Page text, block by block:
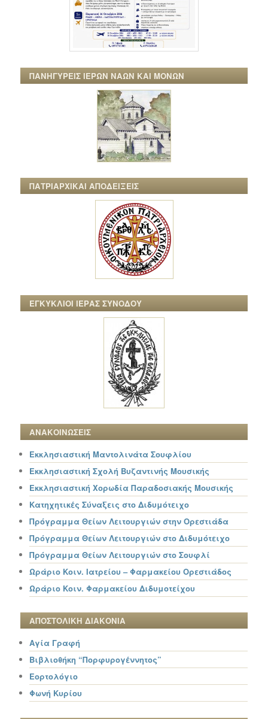
ΠΑΝΗΓΥΡΕΙΣ ΙΕΡΩΝ ΝΑΩΝ ΚΑΙ ΜΟΝΩΝ
ΠΑΤΡΙΑΡΧΙΚΑΙ ΑΠΟΔΕΙΞΕΙΣ
ΕΓΚΥΚΛΙΟΙ ΙΕΡΑΣ ΣΥΝΟΔΟΥ
ΑΝΑΚΟΙΝΩΣΕΙΣ
Εκκλησιαστική Μαντολινάτα Σουφλίου
Εκκλησιαστική Σχολή Βυζαντινής Μουσικής
Εκκλησιαστική Χορωδία Παραδοσιακής Μουσικής
Κατηχητικές Σύναξεις στο Διδυμότειχο
Πρόγραμμα Θείων Λειτουργιών στην Ορεστιάδα
Πρόγραμμα Θείων Λειτουργιών στο Διδυμότειχο
Πρόγραμμα Θείων Λειτουργιών στο Σουφλί
Ωράριο Κοιν. Ιατρείου – Φαρμακείου Ορεστιάδος
Ωράριο Κοιν. Φαρμακείου Διδυμοτείχου
ΑΠΟΣΤΟΛΙΚΗ ΔΙΑΚΟΝΙΑ
Αγία Γραφή
Βιβλιοθήκη “Πορφυρογέννητος”
Εορτολόγιο
Φωνή Κυρίου